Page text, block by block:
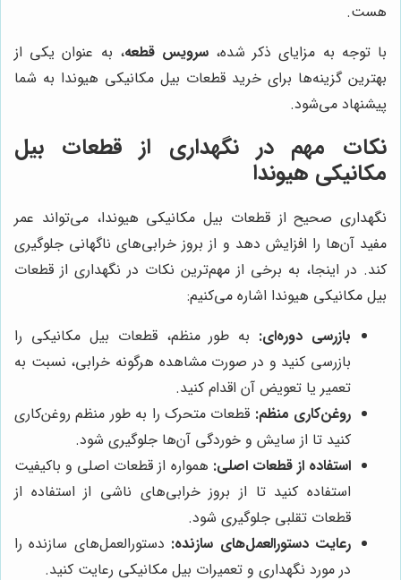
هست.
با توجه به مزایای ذکر شده،سرویس قطعه، به عنوان یکی از
بهترین گزینه‌ها برای خرید قطعات بیل مکانیکی هیوندا به شما
پیشنهاد می‌شود.
نکات مهم در نگهداری از قطعات بیل
مکانیکی هیوندا
نگهداری صحیح از قطعات بیل مکانیکی هیوندا، می‌تواند عمر
مفید آن‌ها را افزایش دهد و از بروز خرابی‌های ناگهانی جلوگیری
کند. در اینجا، به برخی از مهم‌ترین نکات در نگهداری از قطعات
بیل مکانیکی هیوندا اشاره می‌کنیم:
بازرسی دوره‌ای: به طور منظم، قطعات بیل مکانیکی را
بازرسی کنید و در صورت مشاهده هرگونه خرابی، نسبت به
تعمیر یا تعویض آن اقدام کنید.
روغن‌کاری منظم: قطعات متحرک را به طور منظم روغن‌کاری
کنید تا از سایش و خوردگی آن‌ها جلوگیری شود.
استفاده از قطعات اصلی: همواره از قطعات اصلی و باکیفیت
استفاده کنید تا از بروز خرابی‌های ناشی از استفاده از
قطعات تقلبی جلوگیری شود.
رعایت دستورالعمل‌های سازنده: دستورالعمل‌های سازنده را
در مورد نگهداری و تعمیرات بیل مکانیکی رعایت کنید.